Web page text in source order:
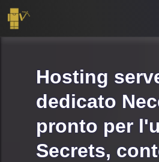
Hosting
dedicato
pronto per
Secrets,